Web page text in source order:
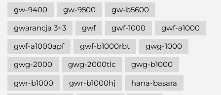
gw-9400
gw-9500
gw-b5600
gwarancja 3+3
gwf gwf-1000
gwf-a1000
gwf-a1000apf
gwf-b1000rbt
gwg-1000
gwg-2000
gwg-2000tlc
gwg-b1000
gwr-b1000
gwr-b1000hj
hana-basara